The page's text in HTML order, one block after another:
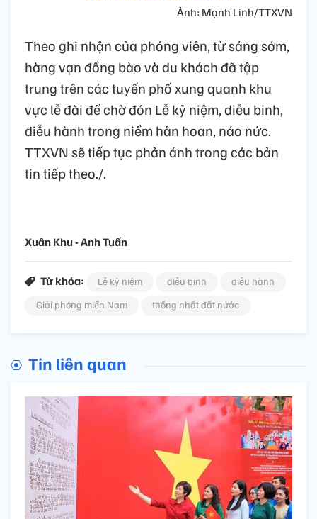
Ảnh: Mạnh Linh/TTXVN
Theo ghi nhận của phóng viên, từ sáng sớm,
hàng vạn đồng bào và du khách đã tập
trung trên các tuyến phố xung quanh khu
vực lễ đài để chờ đón Lễ kỷ niệm, diễu binh,
diễu hành trong niềm hân hoan, náo nức.
TTXVN sẽ tiếp tục phản ánh trong các bản
tin tiếp theo./.
Xuân Khu - Anh Tuấn
Từ khóa: Lễ kỷ niệm diễu binh
diễu hành
Giải phóng miền Nam
thống nhất đất nước
Tin liên quan